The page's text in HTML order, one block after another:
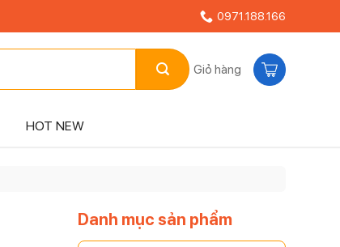
0971.188.166
Giỏ hàng
HOT NEW
Danh mục sản phẩm